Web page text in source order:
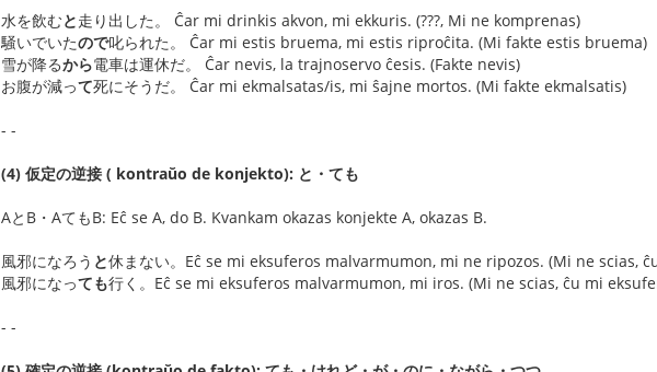
水を飲むと走り出した。 Ĉar mi drinkis akvon, mi ekkuris. (???, Mi ne komprenas)
騒いでいたので叱られた。 Ĉar mi estis bruema, mi estis riproĉita. (Mi fakte estis bruema)
雪が降るから電車は運休だ。 Ĉar nevis, la trajnoservo ĉesis. (Fakte nevis)
お腹が減って死にそうだ。 Ĉar mi ekmalsatas/is, mi ŝajne mortos. (Mi fakte ekmalsatis)
- -
(4) 仮定の逆接 ( kontraŭo de konjekto): と・ても
AとB・AてもB: Eĉ se A, do B. Kvankam okazas konjekte A, okazas B.
風邪になろう と休まない。Eĉ se mi eksuferos malvarmumon, mi ne ripozos. (Mi ne scias,
風邪になっても行く。Eĉ se mi eksuferos malvarmumon, mi iros. (Mi ne scias, ĉu mi
- -